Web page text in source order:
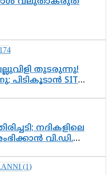
തുടരുന്നു!
SIT
എവിടെ
നദികളിലെ
വി.ഡി.